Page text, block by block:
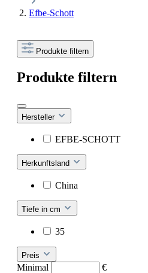
Efbe-Schott
Produkte filtern
Produkte filtern
Hersteller
EFBE-SCHOTT
Herkunftsland
China
Tiefe in cm
35
Preis
Minimal
€